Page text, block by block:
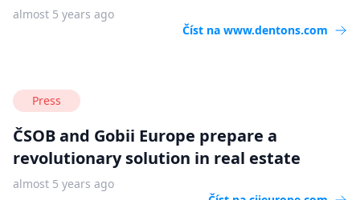
almost 5 years ago
Číst na www.dentons.com
Press
ČSOB and Gobii Europe prepare a
revolutionary solution in real estate
almost 5 years ago